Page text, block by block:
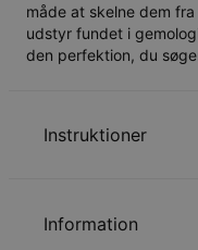
måde at skelne dem
udstyr fundet i
den perfektion, du
Instruktioner
Du er velkommen til
Information